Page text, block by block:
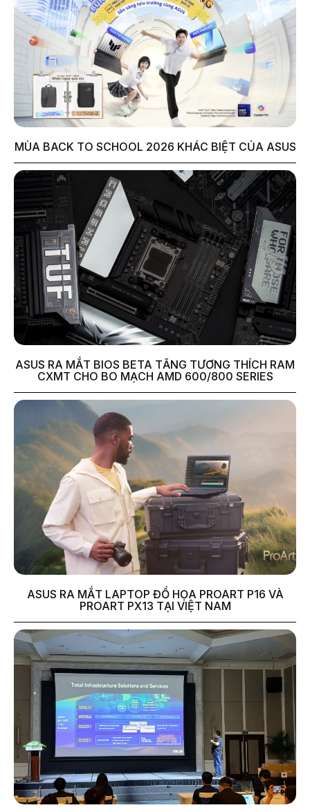
MÙA BACK TO SCHOOL 2026 KHÁC BIỆT CỦA ASUS
ASUS RA MẮT BIOS BETA TĂNG TƯƠNG THÍCH RAM
CXMT CHO BO MẠCH AMD 600/800 SERIES
ASUS RA MẮT LAPTOP ĐỒ HỌA PROART P16 VÀ
PROART PX13 TẠI VIỆT NAM